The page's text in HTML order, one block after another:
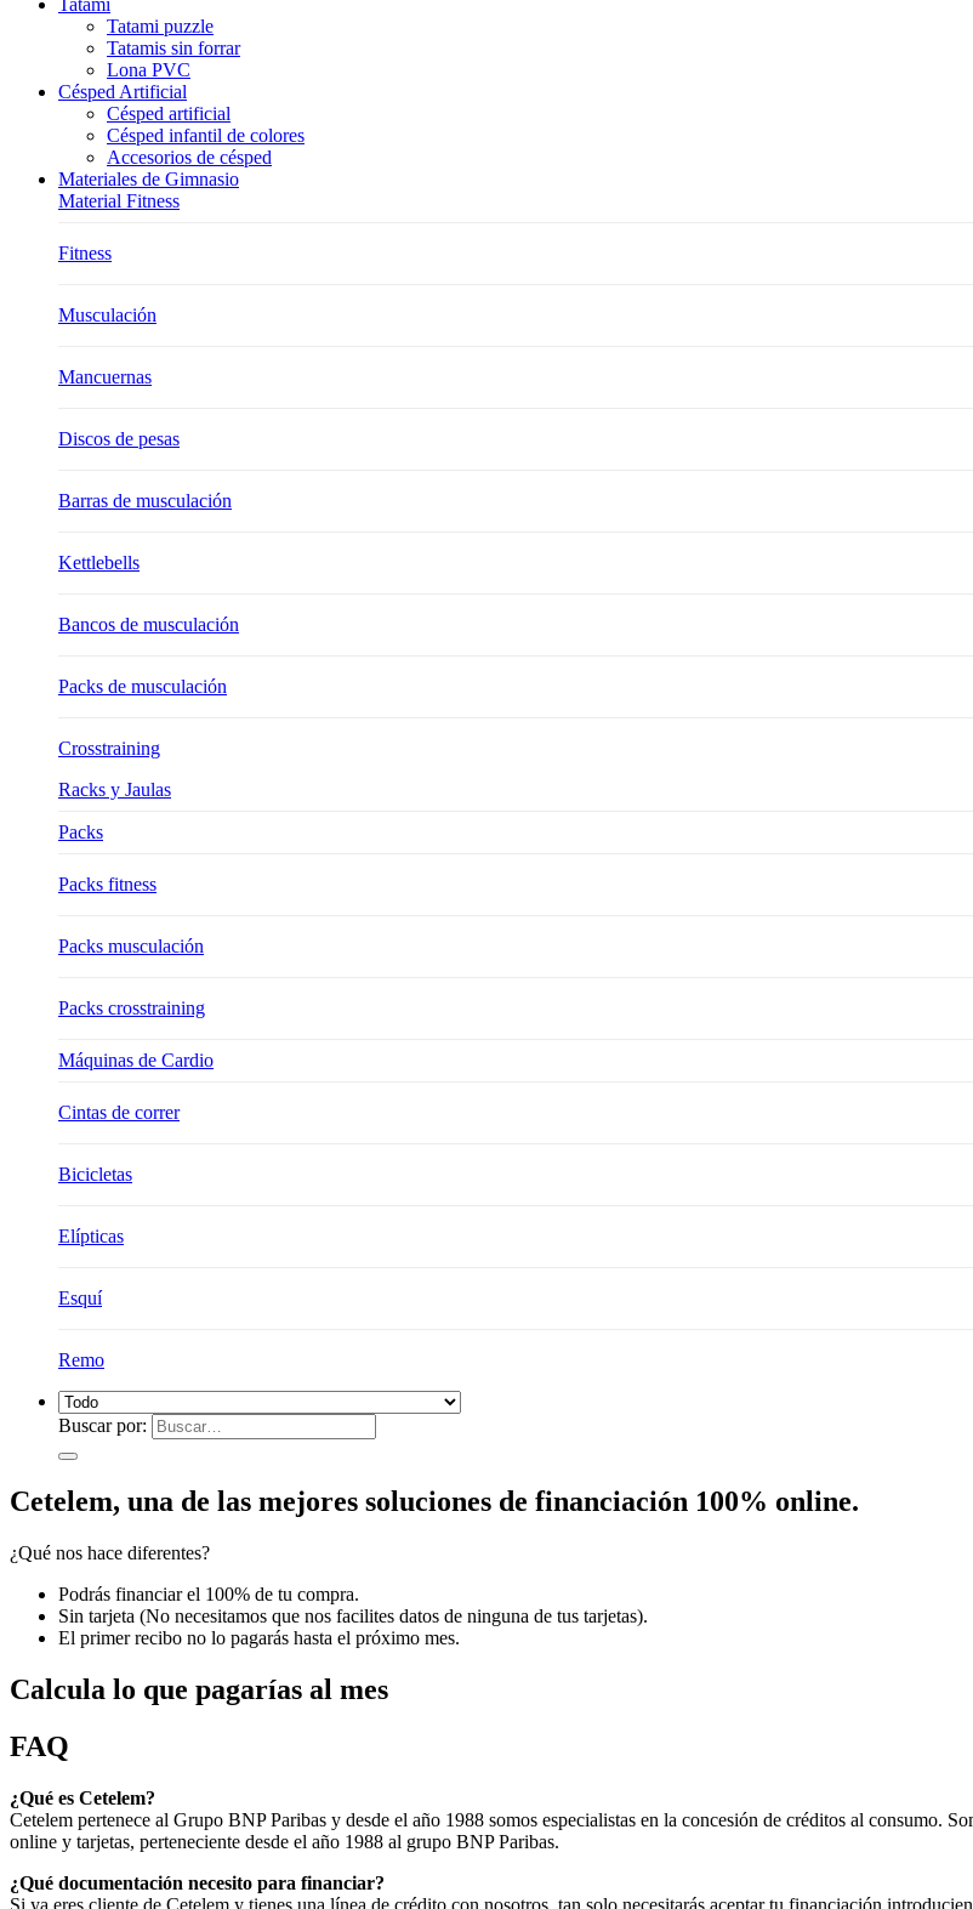
Tatami
Tatami puzzle
Tatamis sin forrar
Lona PVC
Césped Artificial
Césped artificial
Césped infantil de colores
Accesorios de césped
Materiales de Gimnasio
Material Fitness
Fitness
Musculación
Mancuernas
Discos de pesas
Barras de musculación
Kettlebells
Bancos de musculación
Packs de musculación
Crosstraining
Racks y Jaulas
Packs
Packs fitness
Packs musculación
Packs crosstraining
Máquinas de Cardio
Cintas de correr
Bicicletas
Elípticas
Esquí
Remo
Buscar por:
Cetelem, una de las mejores soluciones de financiación 100% online.
¿Qué nos hace diferentes?
Podrás financiar el 100% de tu compra.
Sin tarjeta (No necesitamos que nos facilites datos de ninguna de tus tarjetas).
El primer recibo no lo pagarás hasta el próximo mes.
Calcula lo que pagarías al mes
FAQ
¿Qué es Cetelem?
Cetelem pertenece al Grupo BNP Paribas y desde el año 1988 somos especialistas en la concesión de créditos al consumo.
online y tarjetas, perteneciente desde el año 1988 al grupo BNP Paribas.
¿Qué documentación necesito para financiar?
Si ya eres cliente de Cetelem y tienes una línea de crédito con nosotros, tan solo necesitarás aceptar tu financiación